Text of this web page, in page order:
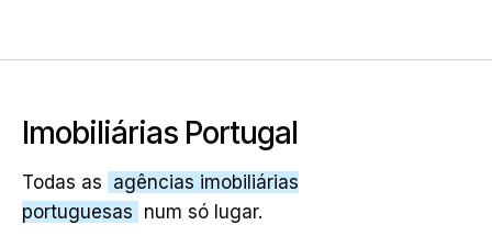
Imobiliárias Portugal
Todas as agências imobiliárias
portuguesas num só lugar.